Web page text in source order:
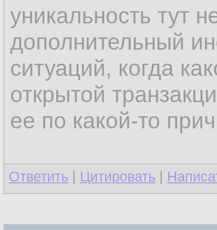
уникальность тут
дополнительный
ситуаций, когда
открытой
ее по какой-то
Ответить | Цитировать |